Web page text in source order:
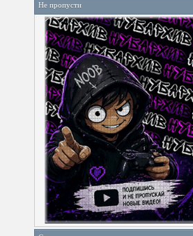
Не пропусти